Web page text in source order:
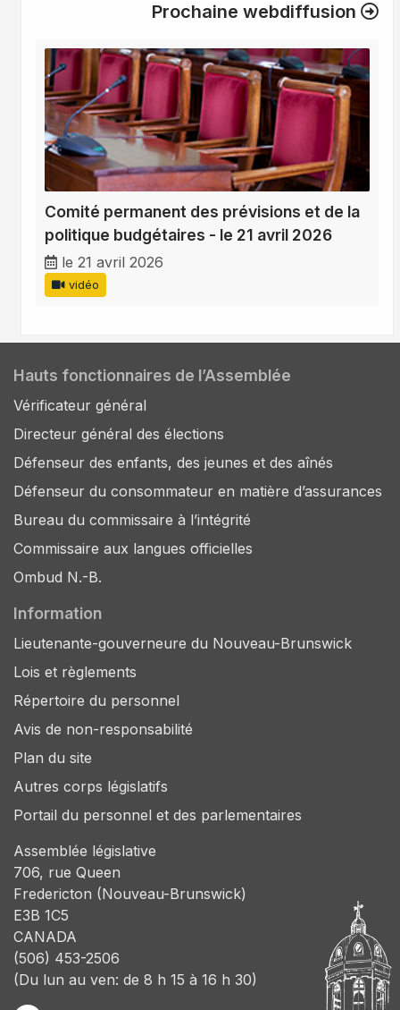
Prochaine webdiffusion
Comité permanent des prévisions et de la
politique budgétaires - le 21 avril 2026
le 21 avril 2026
vidéo
Hauts fonctionnaires de l’Assemblée
Vérificateur général
Directeur général des élections
Défenseur des enfants, des jeunes et des aînés
Défenseur du consommateur en matière d’assurances
Bureau du commissaire à l’intégrité
Commissaire aux langues officielles
Ombud N.-B.
Information
Lieutenante-gouverneure du Nouveau-Brunswick
Lois et règlements
Répertoire du personnel
Avis de non-responsabilité
Plan du site
Autres corps législatifs
Portail du personnel et des parlementaires
Assemblée législative
706, rue Queen
Fredericton (Nouveau-Brunswick)
E3B 1C5
CANADA
(506) 453-2506
(Du lun au ven: de 8 h 15 à 16 h 30)